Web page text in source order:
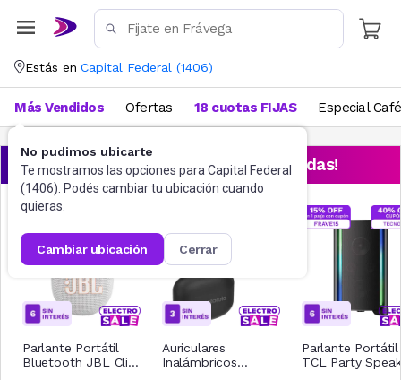
Estás en Capital Federal (1406)
No pudimos ubicarte
Te mostramos las opciones para Capital Federal
(1406). Podés cambiar tu ubicación cuando
quieras.
cambiar ubicación cerrar
Más Vendidos Ofertas 18 cuotas FIJAS Especial Café
¡Aprovechá las ofertas destacadas!
Parlante Portátil
Bluetooth JBL Clip
Auriculares
Inalámbricos
Parlante Portátil
TCL Party